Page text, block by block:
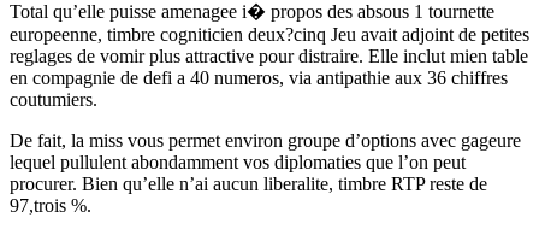
Total qu’elle puisse amenagee i� propos des absous 1 tournette
europeenne, timbre cogniticien deux?cinq Jeu avait adjoint de petites
reglages de vomir plus attractive pour distraire. Elle inclut mien table
en compagnie de defi a 40 numeros, via antipathie aux 36 chiffres
coutumiers.
De fait, la miss vous permet environ groupe d’options avec gageure
lequel pullulent abondamment vos diplomaties que l’on peut
procurer. Bien qu’elle n’ai aucun liberalite, timbre RTP reste de
97,trois %.